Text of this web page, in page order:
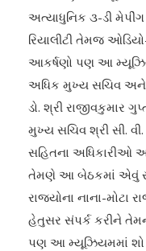
અત્યાધુનિક ૩-ડી
રિયાલીટી તેમજ
આકર્ષણો પણ આ
અધિક મુખ્ય સચિવ અને
ડો. શ્રી રાજીવકુમાર
મુખ્ય સચિવ શ્રી સી.
સહિતના અધિકારીઓ
તેમણે આ બેઠકમાં એવું
રાજ્યોના નાના-મોટા
હેતુસર સંપર્ક કરીને
પણ આ મ્યૂઝિયમમાં શો